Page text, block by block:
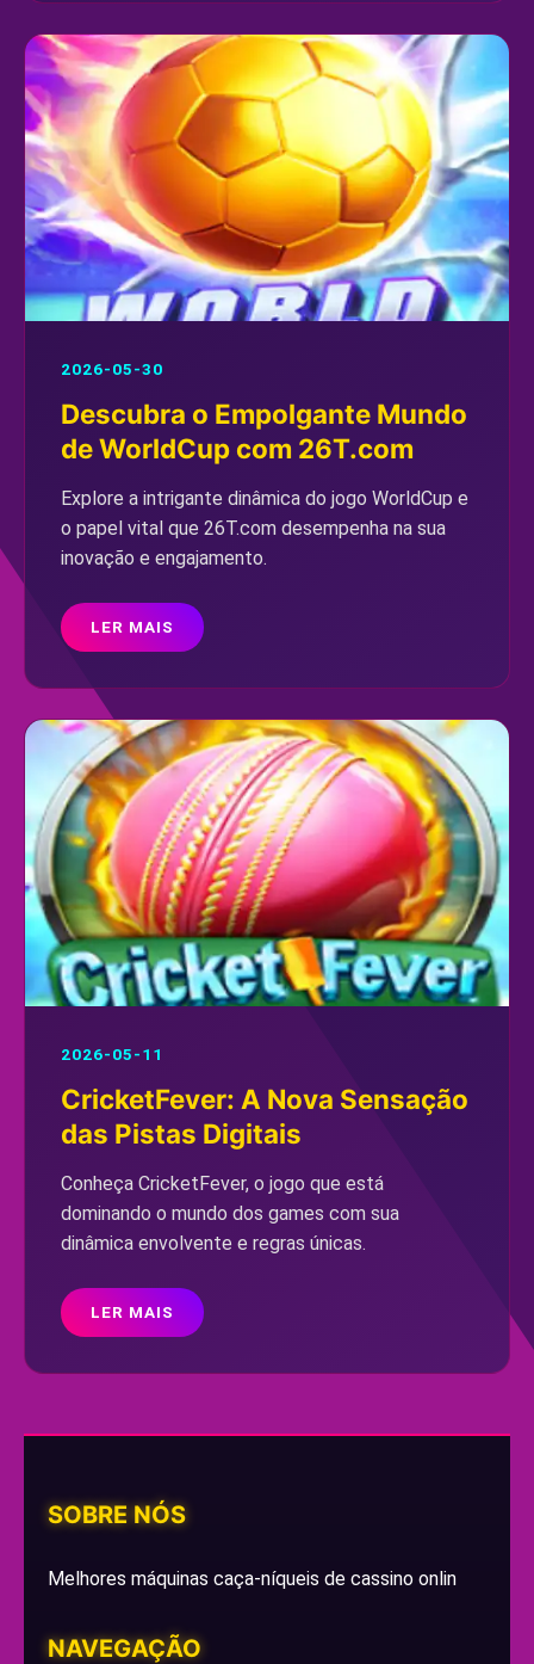
2026-05-30
Descubra o Empolgante Mundo
de WorldCup com 26T.com
Explore a intrigante dinâmica do jogo WorldCup e
o papel vital que 26T.com desempenha na sua
inovação e engajamento.
LER MAIS
2026-05-11
CricketFever: A Nova Sensação
das Pistas Digitais
Conheça CricketFever, o jogo que está
dominando o mundo dos games com sua
dinâmica envolvente e regras únicas.
LER MAIS
SOBRE NÓS
Melhores máquinas caça-níqueis de cassino onlin
NAVEGAÇÃO